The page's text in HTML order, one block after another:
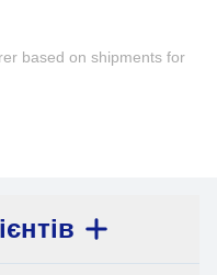
based on shipments for